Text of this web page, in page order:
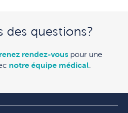
des questions?
rendez-vouspour une
notre équipe médical.